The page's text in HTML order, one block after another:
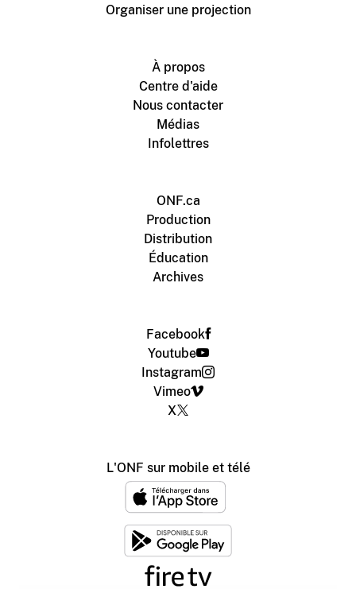
Organiser une projection
À propos
Centre d'aide
Nous contacter
Médias
Infolettres
ONF.ca
Production
Distribution
Éducation
Archives
Facebook
Youtube
Instagram
Vimeo
X
L'ONF sur mobile et télé